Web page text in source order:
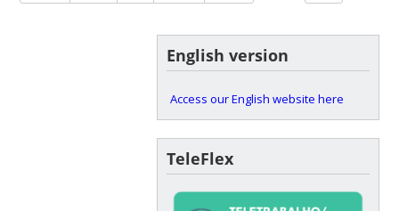
English version
Access our English website here
TeleFlex